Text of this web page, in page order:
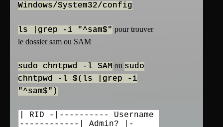
Windows/System32/config
ls |grep -i "^sam$" pour trouver
le dossier sam ou SAM
sudo chntpwd -l SAM ou sudo
chntpwd -l $(ls |grep -i
"^sam$")